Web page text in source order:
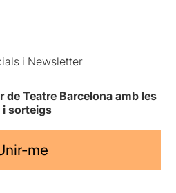
i Newsletter
de Teatre Barcelona amb les
sorteigs
me